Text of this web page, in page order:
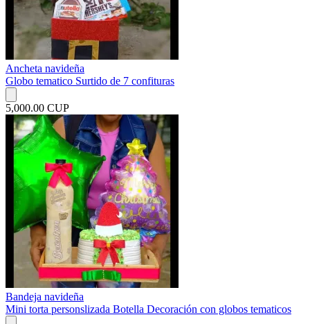
Ancheta navideña
Globo tematico Surtido de 7 confituras
5,000.00 CUP
Bandeja navideña
Mini torta personslizada Botella Decoración con globos tematicos